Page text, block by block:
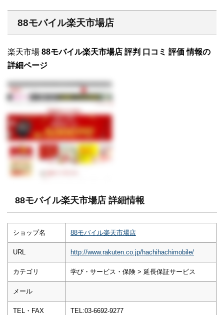
88モバイル楽天市場店
楽天市場 88モバイル楽天市場店 評判 口コミ 評価 情報の
詳細ページ
88モバイル楽天市場店 詳細情報
ショップ名 88モバイル楽天市場店
URL http://www.rakuten.co.jp/hachihachimobile/
カテゴリ 学び・サービス・保険 > 延長保証サービス
メール
TEL・FAX
TEL:03-6692-9277